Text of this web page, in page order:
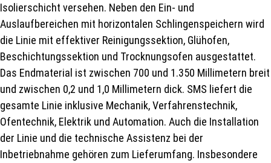
Isolierschicht versehen. Neben den Ein- und
Auslaufbereichen mit horizontalen Schlingenspeichern wird
die Linie mit effektiver Reinigungssektion, Glühofen,
Beschichtungssektion und Trocknungsofen ausgestattet.
Das End­material ist zwischen 700 und 1.350 Millimetern breit
und zwischen 0,2 und 1,0 Millimetern dick. SMS liefert die
gesamte Linie inklusive Mechanik, Verfahrenstechnik,
Ofentechnik, Elektrik und Automation. Auch die Installation
der Linie und die technische Assistenz bei der
Inbetriebnahme gehören zum Lieferumfang. Insbesondere